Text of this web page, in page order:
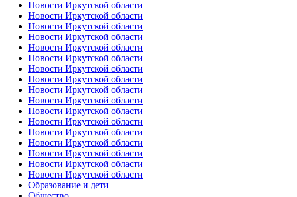
Новости Иркутской области
Новости Иркутской области
Новости Иркутской области
Новости Иркутской области
Новости Иркутской области
Новости Иркутской области
Новости Иркутской области
Новости Иркутской области
Новости Иркутской области
Новости Иркутской области
Новости Иркутской области
Новости Иркутской области
Новости Иркутской области
Новости Иркутской области
Новости Иркутской области
Новости Иркутской области
Новости Иркутской области
Образование и дети